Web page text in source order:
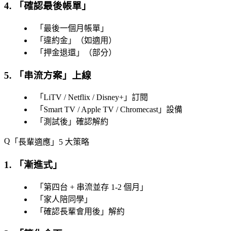
4. 「確認最後帳單 」
「 最後一個月帳單 」
「 違約金 」（如適用）
「 押金退還 」（部分）
5. 「串流方案 」上線
「 LiTV / Netflix / Disney+ 」訂閱
「 Smart TV / Apple TV / Chromecast 」設備
「 測試後 」確認解約
「 長輩適應 」5 大策略
1. 「漸進式 」
「 第四台 + 串流並存 1-2 個月 」
「 家人陪同學 」
「 確認長輩會用後 」解約